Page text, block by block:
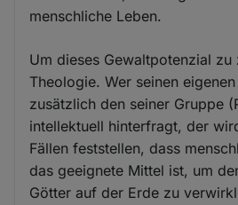
menschliche Leben.
Um dieses Gewaltpotenzial
Theologie. Wer seinen
zusätzlich den seiner Gruppe
intellektuell hinterfragt, der
Fällen feststellen, dass
das geeignete Mittel ist, um
Götter auf der Erde zu